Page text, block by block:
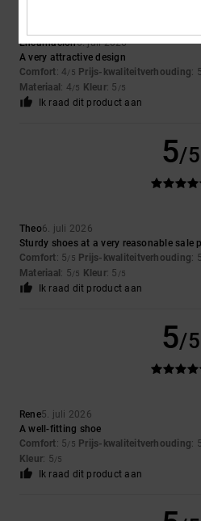
Encarnacion6. juli 2026
A very attractive design
Comfort: 4/5 Prijs-kwaliteitverhouding: 5
Materiaal : 4/5 Kleur: 5 /5
Ik raad dit product aan
5/5
Theo6. juli 2026
Sturdy shoes at a very reasonable sale
Comfort: 5/5 Prijs-kwaliteitverhouding: 5
Materiaal : 5/5 Kleur: 5 /5
Ik raad dit product aan
5/5
Rene5. juli 2026
A well-fitting shoe
Comfort: 5/5 Prijs-kwaliteitverhouding: 5
Kleur: 5/5
Ik raad dit product aan